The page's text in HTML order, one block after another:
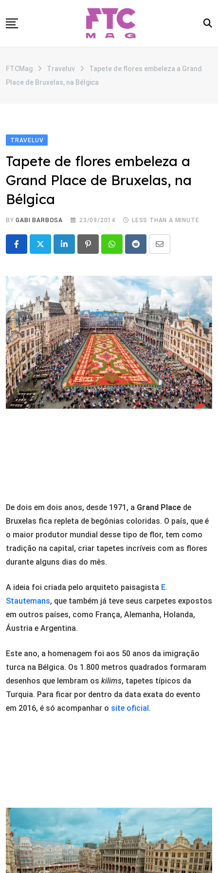
to
CATEGORIAS
FTCMag Traveluv
Tapete de flores embeleza a Grand
Place de Bruxelas, na Bélgica
TRAVELUV
Tapete de flores embeleza a
Grand Place de Bruxelas, na
Bélgica
BYGABI BARBOSA 23/09/2014 LESS THAN A MINUTE
LinkedIn PinterestWhatsappRedditShare
De dois em dois anos, desde 1971, a Grand Place de
Bruxelas fica repleta de begônias coloridas. O país, que é
o maior produtor mundial desse tipo de flor, tem como
tradição na capital, criar tapetes incríveis com as flores
durante alguns dias do mês.
A ideia foi criada pelo arquiteto paisagista E.
Stautemans, que também já teve seus carpetes expostos
em outros países, como França, Alemanha, Holanda,
Áustria e Argentina.
Este ano, a homenagem foi aos 50 anos da imigração
turca na Bélgica. Os 1.800 metros quadrados formaram
desenhos que lembram os kilims, tapetes típicos da
Turquia. Para ficar por dentro da data exata do evento
em 2016, é só acompanhar o site oficial .